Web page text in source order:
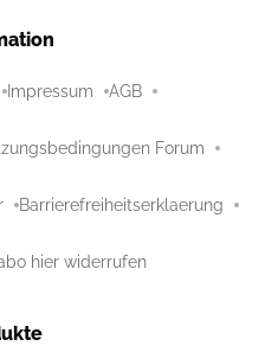
Impressum AGB
Forum
Barrierefreiheitserklaerung
hier widerrufen